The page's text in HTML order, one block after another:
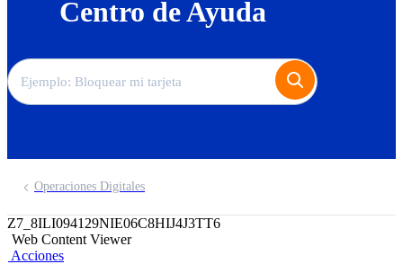
Centro de Ayuda
Operaciones Digitales
Z7_8ILI094129NIE06C8HIJ4J3TT6
Web Content Viewer
Acciones